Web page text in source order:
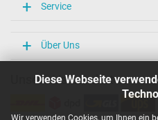
Diese Webseite
Wir verwenden Cookies, um Ihnen ein
Service
Über Uns
Unsere Versandarten